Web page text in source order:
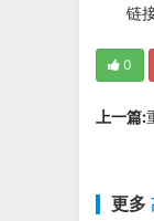
链
0
上一篇:
更多